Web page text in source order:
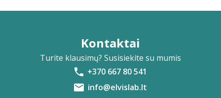
Kontaktai
Turite klausimų? Susisiekite su mumis
+370 667 80 541
info@elvislab.lt